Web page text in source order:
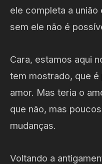
ele completa a
sem ele não é
Cara, estamos aqui
tem mostrado, que
amor. Mas teria o
que não, mas
mudanças.
Voltando a